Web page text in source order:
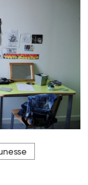
des
pas pertinent.